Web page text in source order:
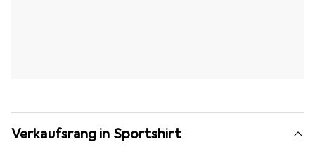
Verkaufsrang in Sportshirt